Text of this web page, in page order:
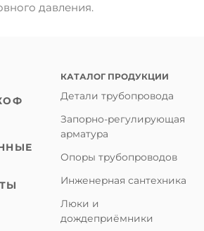
давления.
КАТАЛОГ ПРОДУКЦИИ
Детали трубопровода
Запорно-регулирующая
арматура
Опоры трубопроводов
Инженерная сантехника
Люки и
дождеприёмники